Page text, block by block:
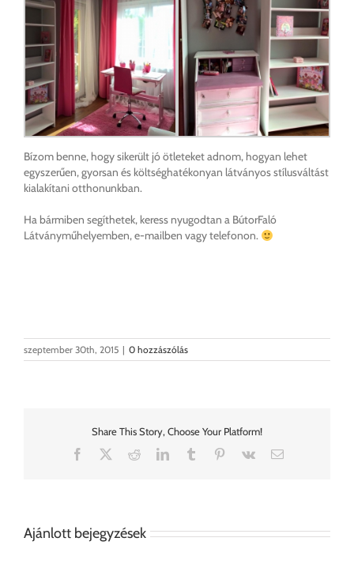
Bízom benne, hogy sikerült jó ötleteket adnom, hogyan lehet
egyszerűen, gyorsan és költséghatékonyan látványos stílusváltást
kialakítani otthonunkban.
Ha bármiben segíthetek, keress nyugodtan a BútorFaló
Látványműhelyemben, e-mailben vagy telefonon.
szeptember 30th, 2015 | 0 hozzászólás
Share This Story, Choose Your Platform!
Facebook
RedditLinkedInTumblr Pinterest
Vk Email:
Ajánlott bejegyzések